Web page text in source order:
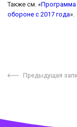
Также см. «Программа
обороне с 2017 года».
Предыдущая